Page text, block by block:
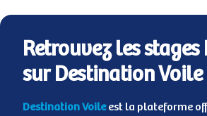
Retrouvez les stages
sur Destination Voile
Destination Voileest la plateforme